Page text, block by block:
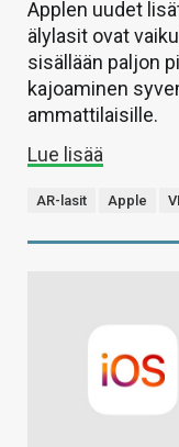
Applen uudet
älylasit ovat
sisällään paljon
kajoaminen
ammattilaisille.
Lue lisää
AR-lasit Apple